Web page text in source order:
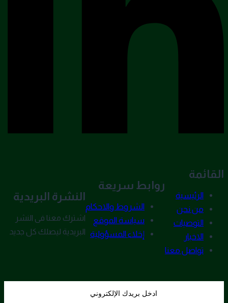
القائمة
الرئيسية
من نحن
التوصيات
الاخبار
تواصل معنا
روابط سريعة
الشروط والاحكام
سياسة الموقع
إخلاء المسؤولية
النشرة البريدية
اشترك معنا فى النشر
البريدية ليصلك كل جديد